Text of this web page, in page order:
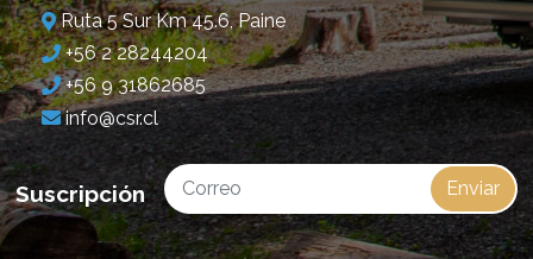
Ruta 5 Sur Km 45.6, Paine
+56 2 28244204
+56 9 31862685
info@csr.cl
Suscripción Enviar